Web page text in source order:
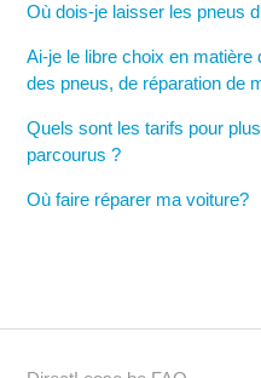
Où dois-je laisser les pneus
Ai-je le libre choix en
des pneus, de réparation de
Quels sont les tarifs pour
parcourus ?
Où faire réparer ma voiture?